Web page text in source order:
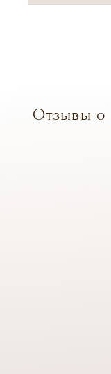
Отзывы о